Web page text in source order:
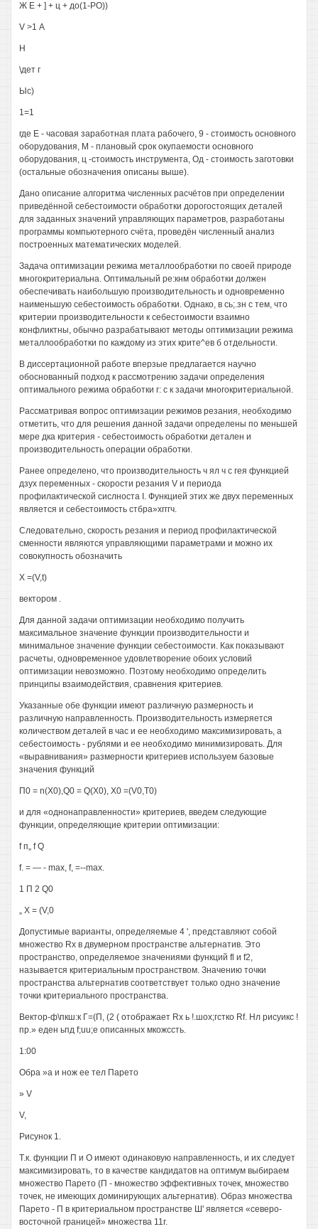
Ж Е + ] + ц + до(1-РО))
V >1 А
Н
\дет г
Ыс)
1=1
где Е - часовая заработная плата рабочего, 9 - стоимость основного
оборудования, М - плановый срок окупаемости основного
оборудования, ц -стоимость инструмента, Од - стоимость заготовки
(остальные обозначения описаны выше).
Дано описание алгоритма численных расчётов при определении
приведённой себестоимости обработки дорогостоящих деталей
для заданных значений управляющих параметров, разработаны
программы компьютерного счёта, проведён численный анализ
построенных математических моделей.
Задача оптимизации режима металлообработки по своей природе
многокритериальна. Оптимальный ре:кнм обработки должен
обеспечивать наибольшую производительность и одновременно
наименьшую себестоимость обработки. Однако, в сь;.зн с тем, что
критерии производительности к себестоимости взаимно
конфликтны, обычно разрабатывают методы оптимизации режима
металлообработки по каждому из этих крите^ев б отдельности.
В диссертационной работе вперзые предлагается научно
обоснованный подход к рассмотрению задачи определения
оптимального режима обработки г: с к задачи многокритериальной.
Рассматривая вопрос оптимизации режимов резания, необходимо
отметить, что для решения данной задачи определены по меньшей
мере дка критерия - себестоимость обработки детален и
производительность операции обработки.
Ранее определено, что производительность ч ял ч с гея функцией
дзух переменных - скорости резания V и периода
профилактической сислноста I. Функцией этих же двух переменных
является и себестоимость стбра»хгггч.
Следовательно, скорость резания и период профилактической
сменности являются управляющими параметрами и можно их
совокупность обозначить
X =(V,t)
вектором .
Для данной задачи оптимизации необходимо получить
максимальное значение функции производительности и
минимальное значение функции себестоимости. Как показывают
расчеты, одновременное удовлетворение обоих условий
оптимизации невозможно. Поэтому необходимо определить
принципы взаимодействия, сравнения критериев.
Указанные обе функции имеют различную размерность и
различную направленность. Производительность измеряется
количеством деталей в час и ее необходимо максимизировать, а
себестоимость - рублями и ее необходимо минимизировать. Для
«выравнивания» размерности критериев используем базовые
значения функций
П0 = n(X0),Q0 = Q(X0), Х0 =(V0,T0)
и для «однонаправленности» критериев, введем следующие
функции, определяющие критерии оптимизации:
f п„ f Q
f. = — - max, f, =--max.
1 П 2 Q0
„ X = (V,0
Допустимые варианты, определяемые 4 ', представляют собой
множество Rx в двумерном пространстве альтернатив. Это
пространство, определяемое значениями функций fl и f2,
называется критериальным пространством. Значению точки
пространства альтернатив соответствует только одно значение
точки критериального пространства.
Вектор-ф\пкш:к Г=(П, (2 ( отображает Rx ь !.шох;гстко Rf. Нл рисуикс !
пр.» еден ьпд f;uu;e описанных мкожссть.
1:00
Обра »а и нож ее тел Парето
» V
V,
Рисунок 1.
Т.к. функции П и О имеют одинаковую направленность, и их следует
максимизировать, то в качестве кандидатов на оптимум выбираем
множество Парето (П - множество эффективных точек, множество
точек, не имеющих доминирующих альтернатив). Образ множества
Парето - П в критериальном пространстве Ш' является «северо-
восточной границей» множества 11г.